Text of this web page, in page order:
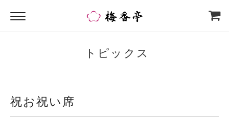
トピックス
祝お祝い席